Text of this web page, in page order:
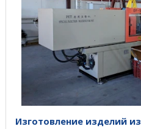
Изготовление изделий